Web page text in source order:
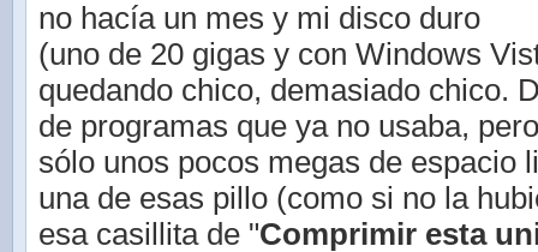
no hacía un mes y mi disco duro
(uno de 20 gigas y con Windows
quedando chico, demasiado chico.
de programas que ya no usaba,
sólo unos pocos megas de espacio
una de esas pillo (como si no la
esa casillita de "Comprimir esta